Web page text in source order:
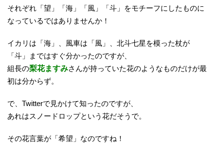
それぞれ「望」「海」「風」「斗」をモチーフにしたものに
なっているではありませんか！
イカリは「海」、風車は「風」、北斗七星を模った杖が
「斗」まではすぐ分かったのですが、
組長の梨花ますみさんが持っていた花のようなものだけが最
初は分からず。
で、Twitterで見かけて知ったのですが、
あれはスノードロップという花だそうで。
その花言葉が「希望」なのですね！